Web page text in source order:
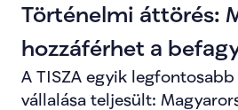
Történelmi áttörés:
hozzáférhet a
forrásokhoz
A TISZA egyik legfontosabb
vállalása teljesült: